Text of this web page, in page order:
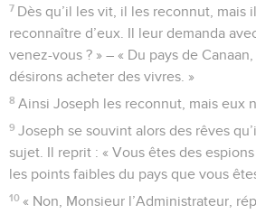
7 Dès qu’il les vit, il les reconnut, mais
reconnaître d’eux. Il leur demanda
venez-vous ? » – « Du pays de
désirons acheter des vivres. »
8 Ainsi Joseph les reconnut, mais eux
9 Joseph se souvint alors des rêves
sujet. Il reprit : « Vous êtes des
les points faibles du pays que vous
10 « Non, Monsieur l’Administrateur,